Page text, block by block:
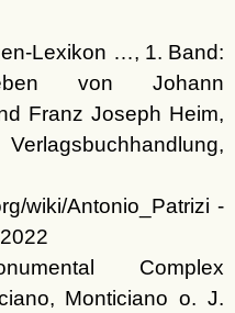
Lexikon …, 1. Band:
von Johann
Franz Joseph Heim,
wiki/Antonio_Patrizi -
Complex
Monticiano o. J.